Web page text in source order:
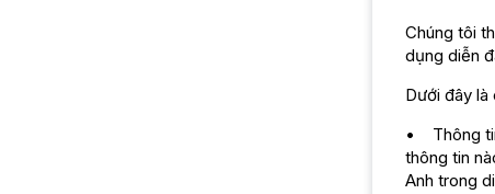
Chúng tôi
dụng diễn
Dưới đây
• Thông
thông tin
Anh trong